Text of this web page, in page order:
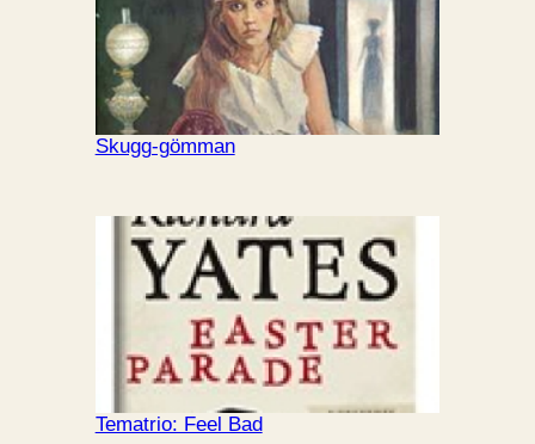
Skugg-gömman
Tematrio: Feel Bad